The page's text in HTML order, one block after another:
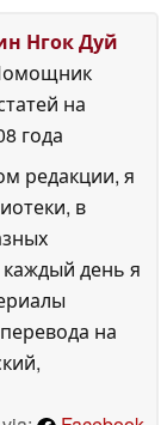
Нгок Дуй
на
года
редакции, я
в
день я
на